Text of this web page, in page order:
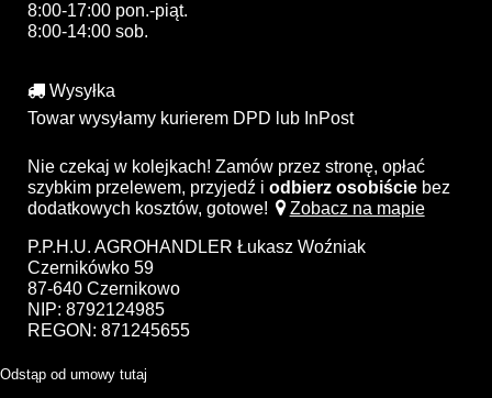
8:00-17:00 pon.-piąt.
8:00-14:00 sob.
Wysyłka
Towar wysyłamy kurierem DPD lub InPost
Nie czekaj w kolejkach! Zamów przez stronę, opłać
szybkim przelewem, przyjedź i odbierz osobiście bez
dodatkowych kosztów, gotowe!
Zobacz na mapie
P.P.H.U. AGROHANDLER Łukasz Woźniak
Czernikówko 59
87-640 Czernikowo
NIP: 8792124985
REGON: 871245655
Odstąp od umowy tutaj